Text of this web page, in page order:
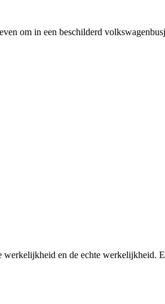
om in een beschilderd
en de echte werkelijkheid.